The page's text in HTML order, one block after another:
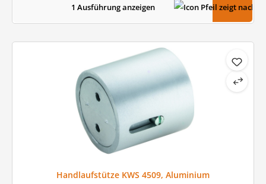
1 Ausführung anzeigen
Handlaufstütze KWS 4509, Aluminium